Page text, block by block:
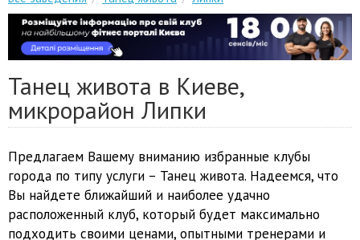
Танец живота в Киеве,
микрорайон Липки
Предлагаем Вашему вниманию избранные клубы
города по типу услуги – Танец живота. Надеемся, что
Вы найдете ближайший и наиболее удачно
расположенный клуб, который будет максимально
подходить своими ценами, опытными тренерами и